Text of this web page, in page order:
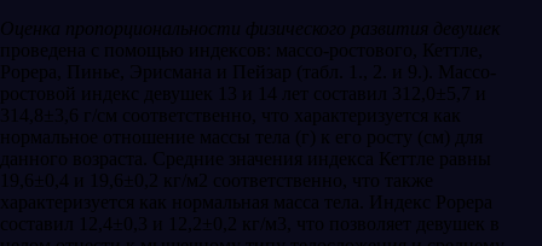
Оценка пропорциональности физического развития девушек
проведена с помощью индексов: массо-ростового, Кеттле,
Рорера, Пинье, Эрисмана и Пейзар (табл. 1., 2. и 9.). Массо-
ростовой индекс девушек 13 и 14 лет составил 312,0±5,7 и
314,8±3,6 г/см соответственно, что характеризуется как
нормальное отношение массы тела (г) к его росту (см) для
данного возраста. Средние значения индекса Кеттле равны
19,6±0,4 и 19,6±0,2 кг/м2 соответственно, что также
характеризуется как нормальная масса тела. Индекс Рорера
составил 12,4±0,3 и 12,2±0,2 кг/м3, что позволяет девушек в